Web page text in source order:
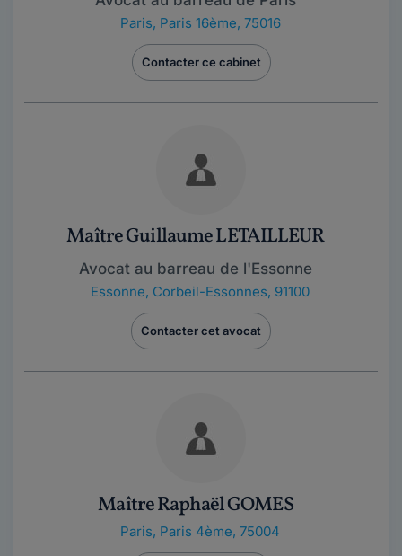
Paris, Paris 16ème, 75016
Contacter ce cabinet
Maître Guillaume LETAILLEUR
Avocat au barreau de l'Essonne
Essonne, Corbeil-Essonnes, 91100
Contacter cet avocat
Maître Raphaël GOMES
Paris, Paris 4ème, 75004